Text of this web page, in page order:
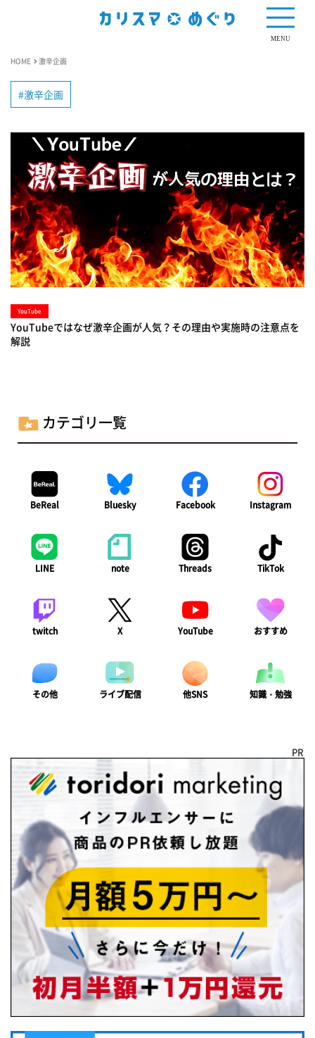
MENU
HOME 激辛企画
激辛企画
YouTube
YouTubeではなぜ激辛企画が人気？その理由や実施時の注意点を
解説
カテゴリ一覧
BeReal Bluesky Facebook Instagram
LINE note Threads TikTok
twitch X YouTube おすすめ
その他 ライブ配信 他SNS 知識・勉強
PR